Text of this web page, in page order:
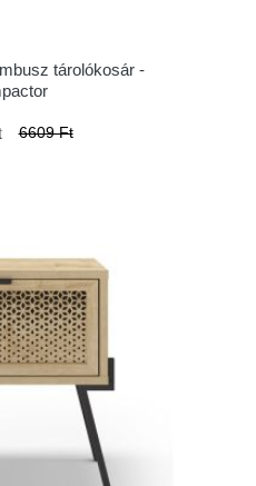
tárolókosár -
6609 Ft